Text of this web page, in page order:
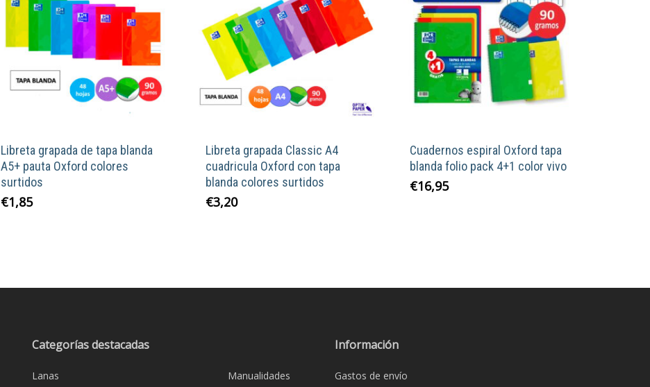
Libreta grapada de tapa blanda
A5+ pauta Oxford colores
surtidos
€1,85
Las
pueden
Libreta grapada Classic A4
cuadricula Oxford con tapa
blanda colores surtidos
€3,20
Las
Cuadernos espiral Oxford tapa
blanda folio pack 4+1 color vivo
€16,95
Categorías destacadas
Lanas Manualidades
Información
Gastos de envío